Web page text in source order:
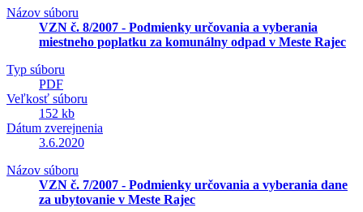
Názov súboru
VZN č. 8/2007 - Podmienky určovania a vyberania
miestneho poplatku za komunálny odpad v Meste Rajec
Typ súboru
PDF
Veľkosť súboru
152 kb
Dátum zverejnenia
3.6.2020
Názov súboru
VZN č. 7/2007 - Podmienky určovania a vyberania dane
za ubytovanie v Meste Rajec